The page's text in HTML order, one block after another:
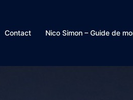
Contact Nico Simon – Guide de